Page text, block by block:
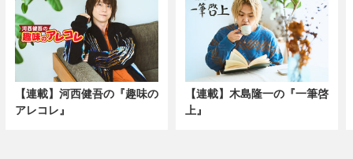
【連載】河西健吾の『趣味の
アレコレ』
【連載】木島隆一の『一筆啓
上』